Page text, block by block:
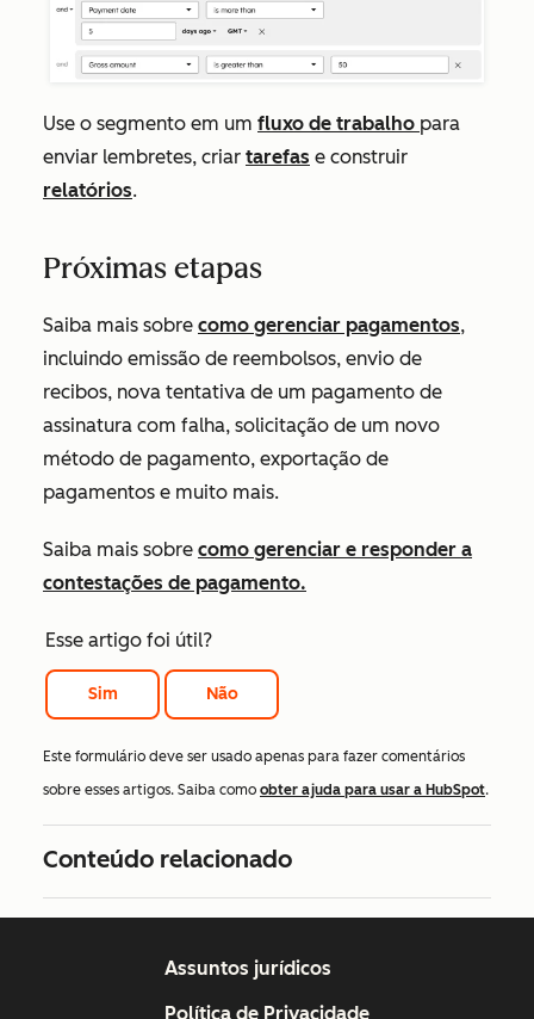
Use o segmento em um fluxo de trabalho para
enviar lembretes, criar tarefas e construir
relatórios.
Próximas etapas
Saiba mais sobre como gerenciar pagamentos,
incluindo emissão de reembolsos, envio de
recibos, nova tentativa de um pagamento de
assinatura com falha, solicitação de um novo
método de pagamento, exportação de
pagamentos e muito mais.
Saiba mais sobre como gerenciar e responder a
contestações de pagamento.
Esse artigo foi útil?
Sim Não
Este formulário deve ser usado apenas para fazer comentários
sobre esses artigos. Saiba como obter ajuda para usar a HubSpot.
Conteúdo relacionado
Assuntos jurídicos
Política de Privacidade